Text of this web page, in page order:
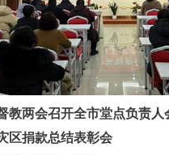
教两会召开全市堂点负责人
区捐款总结表彰会